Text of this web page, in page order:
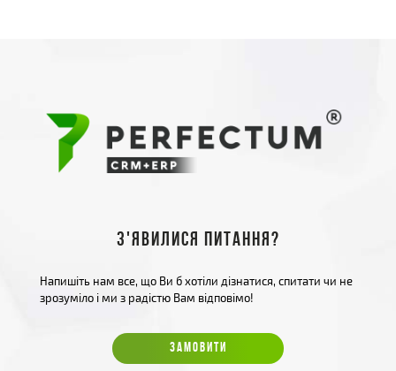
З'явилися питання?
Напишіть нам все, що Ви б хотіли дізнатися, спитати чи не
зрозуміло і ми з радістю Вам відповімо!
ЗАМОВИТИ